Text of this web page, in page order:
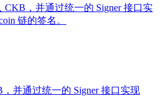
CKB，并通过统一的 Signer 接口实
链的签名。
，并通过统一的 Signer 接口实现